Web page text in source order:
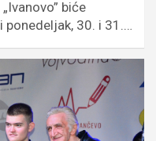
biće
ponedeljak, 30. i 31.…